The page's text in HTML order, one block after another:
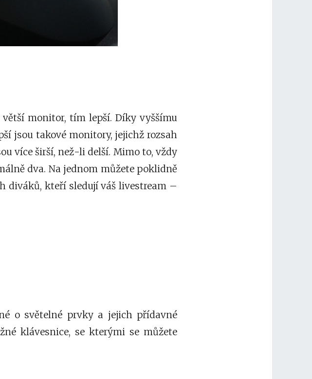
monitor, tím lepší. Díky vyššímu
jsou takové monitory, jejichž rozsah
více širší, než-li delší. Mimo to, vždy
dva. Na jednom můžete poklidně
diváků, kteří sledují váš livestream –
o světelné prvky a jejich přídavné
klávesnice, se kterými se můžete